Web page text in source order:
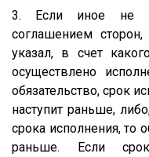
3. Если иное не
соглашением
указал, в счет
осуществлено
обязательство, срок
наступит раньше,
срока исполнения, то
раньше. Если